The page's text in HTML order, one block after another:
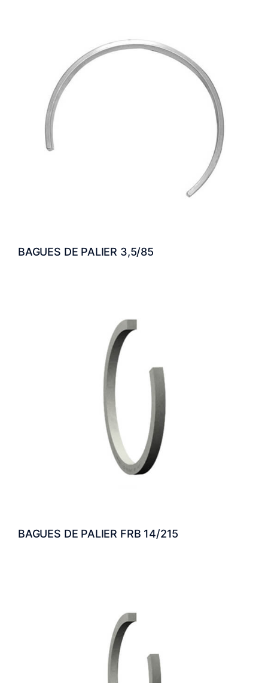
BAGUES DE PALIER 3,5/85
BAGUES DE PALIER FRB 14/215